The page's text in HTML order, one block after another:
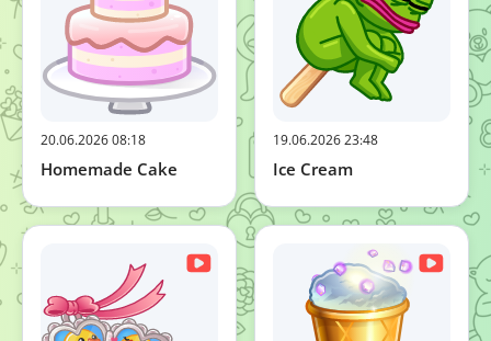
20.06.2026 08:18
Homemade Cake
19.06.2026 23:48
Ice Cream